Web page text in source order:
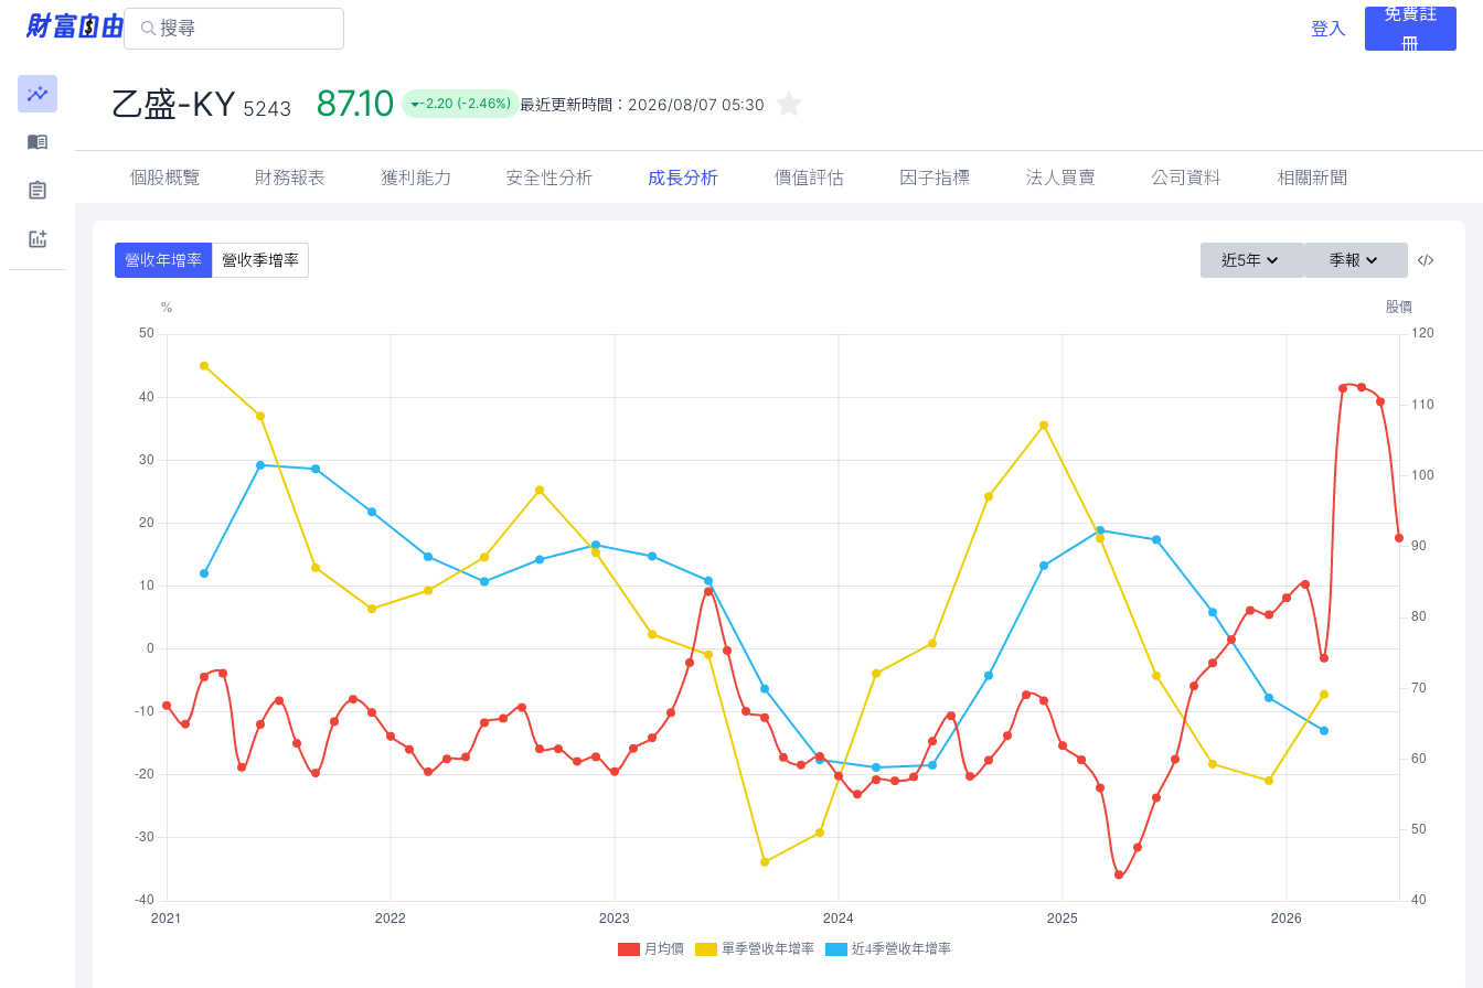
登入
免費註
冊
乙盛-KY 5243 87.10 -2.20 (-2.46%) 最近更新時間： 2026/08/07 05:30
個股概覽 財務報表 獲利能力 安全性分析 成長分析 價值評估 因子指標 法人買賣 公司資料 相關新聞
營收年增率 營收季增率 近5年 季報
月均價 單季營收年增率 近4季營收年增率